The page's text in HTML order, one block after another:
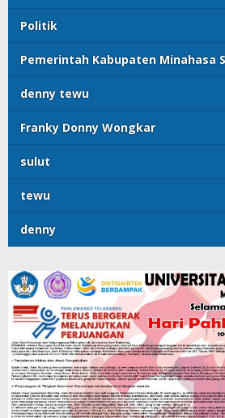
Politik
Pemerintah Kabupaten Minahasa
denny tewu
Franky Donny Wongkar
sulut
tewu
denny